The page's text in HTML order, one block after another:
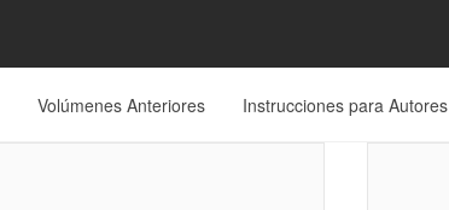
Volúmenes Anteriores Instrucciones para Autores